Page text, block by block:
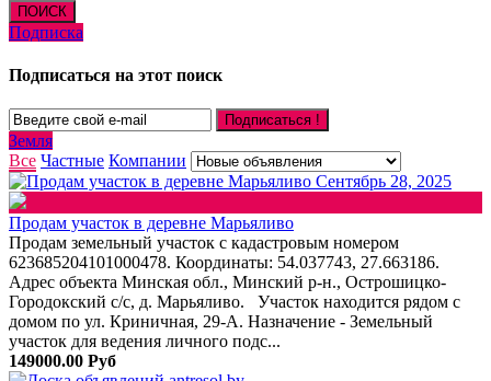
ПОИСК
Подписка
Подписаться на этот поиск
Подписаться !
Земля
Все Частные Компании
Сентябрь 28, 2025
Продам участок в деревне Марьяливо
Продам земельный участок с кадастровым номером
623685204101000478. Координаты: 54.037743, 27.663186.
Адрес объекта Минская обл., Минский р-н., Острошицко-
Городокский с/с, д. Марьяливо. Участок находится рядом с
домом по ул. Криничная, 29-А. Назначение - Земельный
участок для ведения личного подс...
149000.00 Руб